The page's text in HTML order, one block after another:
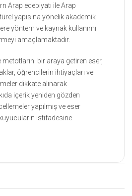
Arap edebiyatı ile Arap
yapısına yönelik akademik
yöntem ve kaynak kullanımı
amaçlamaktadır.
bir araya getiren eser,
öğrencilerin ihtiyaçları ve
dikkate alınarak
içerik yeniden gözden
yapılmış ve eser
istifadesine